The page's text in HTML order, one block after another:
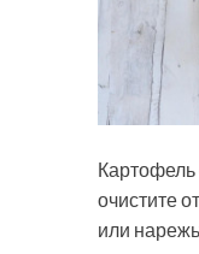
Картофель
очистите
или